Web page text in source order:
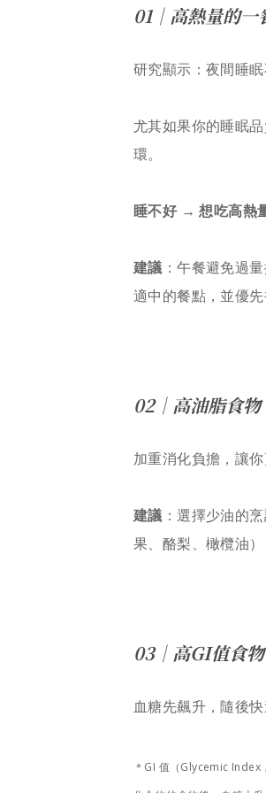
01｜高熱量的一
研究顯示：夜間睡
尤其如果你的睡眠
環。
睡不好 → 想吃高熱
建議 ：午餐避免過
適中的餐點，並優先
02｜高油脂食物
加重消化負擔，讓你
建議 ：選擇少油的
果、酪梨、橄欖油）
03｜高GI值食物
血糖先飆升，隨後
＊GI 值（Glycemic Index